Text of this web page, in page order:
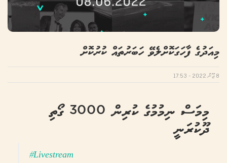
މިއަދުގެ ފާހަގަކޮށްލެވޭ ހަބަރުތައް ކުރުކޮށް
8 ޖޫން 2022 - 17:53
މިމަސް ނިމުމުގެ ކުރިން 3000 ގޯތި
ދޫކުރަނީ
#Livestream